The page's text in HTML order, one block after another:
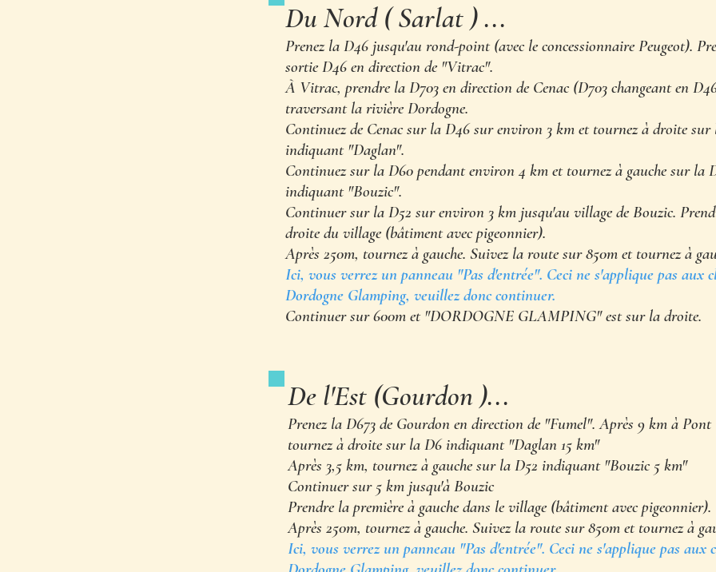
Du Nord ( Sarlat ) ...
Prenez la D46 jusqu'au rond-point (avec le concessionnaire Peugeot).
sortie D46 en direction de "Vitrac".
À Vitrac, prendre la D703 en direction de Cenac (D703 changeant en
traversant la rivière Dordogne.
Continuez de Cenac sur la D46 sur environ 3 km et tournez à droite sur
indiquant "Daglan".
Continuez sur la D60 pendant environ 4 km et tournez à gauche sur la
indiquant "Bouzic".
Continuer sur la D52 sur environ 3 km jusqu'au village de Bouzic.
droite du village (bâtiment avec pigeonnier).
Après 250m, tournez à gauche. Suivez la route sur 850m et tournez à
Ici, vous verrez un panneau "Pas d'entrée". Ceci ne s'applique pas aux
Dordogne Glamping, veuillez donc continuer.
Continuer sur 600m et "DORDOGNE GLAMPING" est sur la droite.
De l'Est (Gourdon )...
Prenez la D673 de Gourdon en direction de "Fumel". Après 9 km à
tournez à droite sur la D6 indiquant "Daglan 15 km"
Après 3,5 km, tournez à gauche sur la D52 indiquant "Bouzic 5 km"
Continuer sur 5 km jusqu'à Bouzic
Prendre la première à gauche dans le village (bâtiment avec pigeonnier).
Après 250m, tournez à gauche. Suivez la route sur 850m et tournez à
Ici, vous verrez un panneau "Pas d'entrée". Ceci ne s'applique pas aux